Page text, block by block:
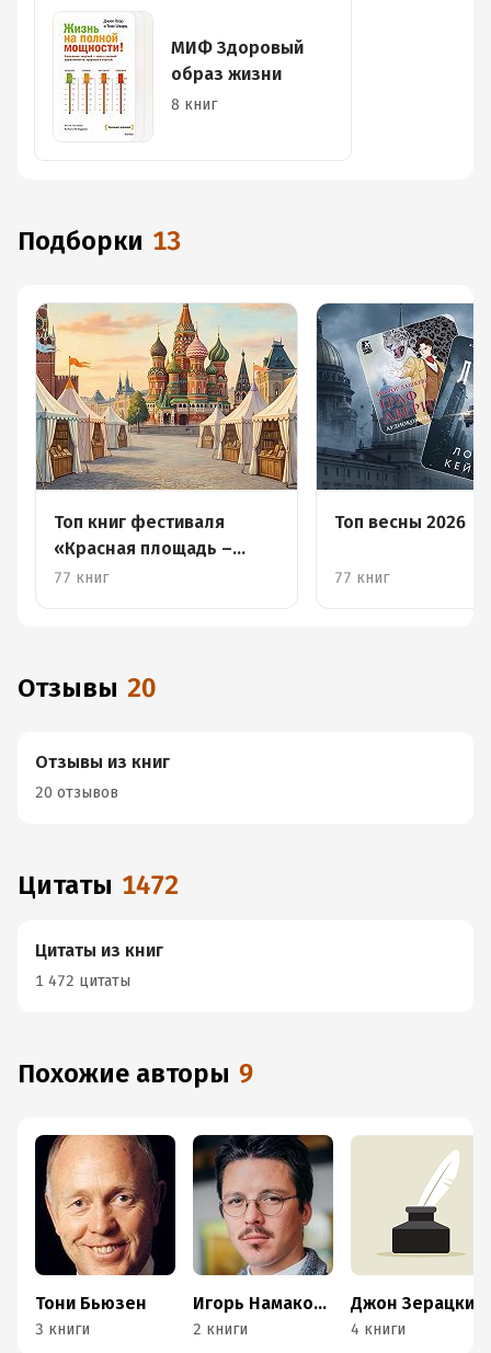
МИФ Здоровый
образ жизни
8 книг
Подборки 13
Топ книг фестиваля
«Красная площадь –
2026»
77 книг
Топ весны 2026
77 книг
Отзывы 20
Отзывы из книг
20 отзывов
Цитаты 1472
Цитаты из книг
1 472 цитаты
Похожие авторы 9
Тони Бьюзен
3 книги
Игорь Намаконов
2 книги
Джон Зерацки
4 книги